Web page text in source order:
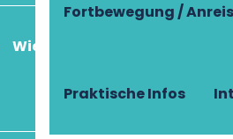
Fortbewegung /
Praktische Infos
Wie komme ich an?